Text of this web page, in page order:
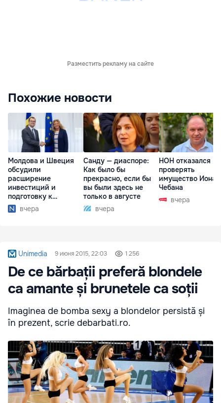
Разместить рекламу на сайте
Похожие новости
Молдова и Швеция
обсудили
расширение
инвестиций и
подготовку к
отопительному
сезону
вчера
Санду — диаспоре:
Как было бы
прекрасно, если бы
вы были здесь не
только в августе
вчера
НОН отказался
проверять
имущество Иона
Чебана
вчера
Unimedia 9 июня 2015, 22:03 1 256
De ce bărbații preferă blondele
ca amante și brunetele ca soții
Imaginea de bomba sexy a blondelor persistă și
în prezent, scrie debarbati.ro.